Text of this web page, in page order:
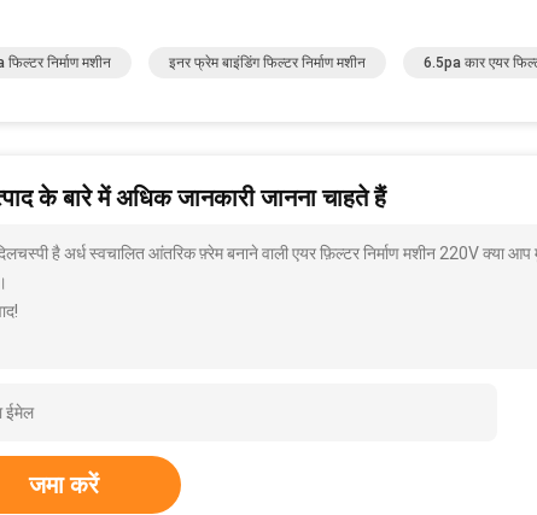
निर्माण मशीन इनर फ्रेम बाइंडिंग फिल्टर निर्माण मशीन 6.5pa कार एयर
के बारे में अधिक जानकारी जानना चाहते हैं
है अर्ध स्वचालित आंतरिक फ़्रेम बनाने वाली एयर फ़िल्टर निर्माण मशीन 220V क्या
जमा करें